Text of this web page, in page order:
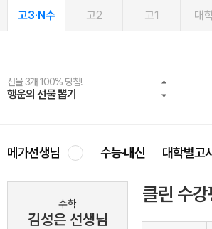
고3·N수 고2 고1 대
선물 3개 100% 당첨!
행운의 선물 뽑기
선물 100% 증정!
메가스터디 X 올리브
여름방학 스터디 캐시백
메가런 썸머스쿨
2027 러셀 단과
강사 공개선발
스마트러닝앱
설문 EVENT
메가패스
3일 무료 체험권
메가패스 수강생 무료혜택!
메가클럽 멤버십
사회공헌 캠페인
희망이룸 메가나눔
메가선생님 수능·내신 대학별고
수학
김성은 선생님
클린 수강